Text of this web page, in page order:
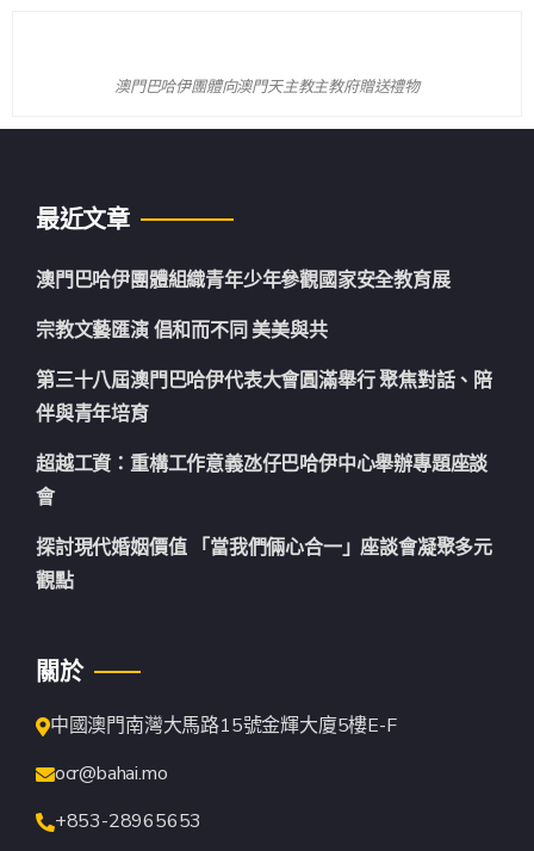
澳門巴哈伊團體向澳門天主教主教府贈送禮物
最近文章
澳門巴哈伊團體組織青年少年參觀國家安全教育展
宗教文藝匯演 倡和而不同 美美與共
第三十八屆澳門巴哈伊代表大會圓滿舉行 聚焦對話、陪
伴與青年培育
超越工資：重構工作意義氹仔巴哈伊中心舉辦專題座談
會
探討現代婚姻價值 「當我們倆心合一」座談會凝聚多元
觀點
關於
中國澳門南灣大馬路15號金輝大廈5樓E-F
ocr@bahai.mo
+853-28965653